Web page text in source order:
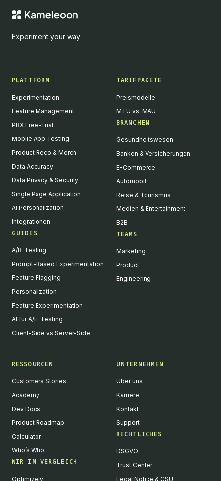
Experiment your way
PLATTFORM
Experimentation
Feature Management
PBX Free-Trial
Mobile App Testing
Product Reco & Merch
Data Accuracy
Data Privacy & Security
Single Page Application
AI Personalization
Integrationen
GUIDES
A/B-Testing
Prompt-Based Experimentation
Feature Flagging
Personalization
Feature Experimentation
AI für A/B-Testing
Client-Side vs Server-Side
TARIFPAKETE
Preismodelle
MTU vs. MAU
BRANCHEN
Gesundheitswesen
Banken & Versicherungen
E-Commerce
Automobil
Reise & Tourismus
Medien & Entertainment
B2B
TEAMS
Marketing
Product
Engineering
RESSOURCEN
Customers Stories
Academy
Dev Docs
Product Roadmap
Calculator
Who’s Who
WIR IM VERGLEICH
Optimizely
UNTERNEHMEN
Über uns
Karriere
Kontakt
Support
RECHTLICHES
DSGVO
Trust Center
Legal Notice & CSU